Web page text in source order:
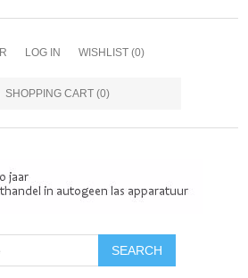
LOG IN WISHLIST (0)
SHOPPING CART (0)